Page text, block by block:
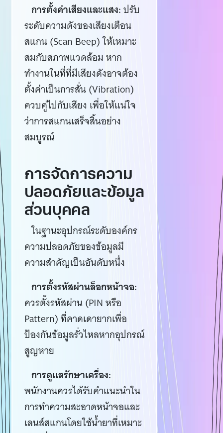
การตั้งค่าเสียงและแสง:ปรับ
ระดับความดังของเสียงเตือน
สแกน (Scan Beep) ให้เหมาะ
สมกับสภาพแวดล้อม หาก
ทำงานในที่ที่มีเสียงดังอาจต้อง
ตั้งค่าเป็นการสั่น (Vibration)
ควบคู่ไปกับเสียง เพื่อให้แน่ใจ
ว่าการสแกนเสร็จสิ้นอย่าง
สมบูรณ์
การจัดการความ
ปลอดภัยและข้อมูล
ส่วนบุคคล
ในฐานะอุปกรณ์ระดับองค์กร
ความปลอดภัยของข้อมูลมี
ความสำคัญเป็นอันดับหนึ่ง
การตั้งรหัสผ่านล็อกหน้าจอ:
ควรตั้งรหัสผ่าน (PIN หรือ
Pattern) ที่คาดเดายากเพื่อ
ป้องกันข้อมูลรั่วไหลหากอุปกรณ์
สูญหาย
การดูแลรักษาเครื่อง:
พนักงานควรได้รับคำแนะนำใน
การทำความสะอาดหน้าจอและ
เลนส์สแกนโดยใช้น้ำยาที่เหมาะ